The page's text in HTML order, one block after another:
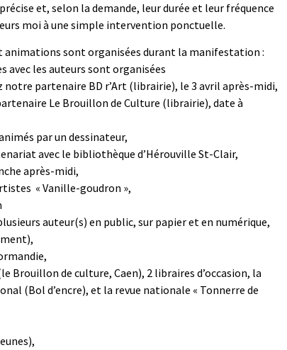
et, selon la demande, leur durée et leur fréquence
moi à une simple intervention ponctuelle.
animations sont organisées durant la manifestation :
avec les auteurs sont organisées
notre partenaire BD r’Art (librairie), le 3 avril après-midi,
Le Brouillon de Culture (librairie), date à
par un dessinateur,
avec le bibliothèque d’Hérouville St-Clair,
après-midi,
« Vanille-goudron »,
auteur(s) en public, sur papier et en numérique,
Brouillon de culture, Caen), 2 libraires d’occasion, la
(Bol d’encre), et la revue nationale « Tonnerre de